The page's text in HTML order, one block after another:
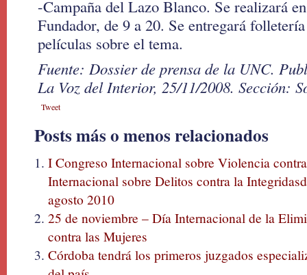
-Campaña del Lazo Blanco. Se realizará
Fundador, de 9 a 20. Se entregará
películas sobre el tema.
Fuente: Dossier de prensa de la UNC.
La Voz del Interior, 25/11/2008. Sección:
Tweet
Posts más o menos relacionados
I Congreso Internacional sobre Violencia
Internacional sobre Delitos contra la
agosto 2010
25 de noviembre – Día Internacional de la
contra las Mujeres
Córdoba tendrá los primeros juzgados